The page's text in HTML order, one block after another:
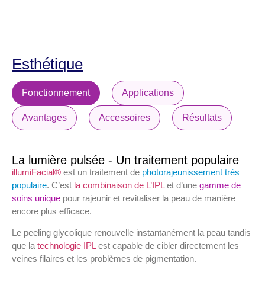
Esthétique
Fonctionnement Applications
Avantages Accessoires Résultats
La lumière pulsée - Un traitement populaire
illumiFacial® est un traitement de photorajeunissement très
populaire. C’est la combinaison de L’IPLet d’une gamme de
soins unique pour rajeunir et revitaliser la peau de manière
encore plus efficace.
Le peeling glycolique renouvelle instantanément la peau tandis
que la technologie IPLest capable de cibler directement les
veines filaires et les problèmes de pigmentation.